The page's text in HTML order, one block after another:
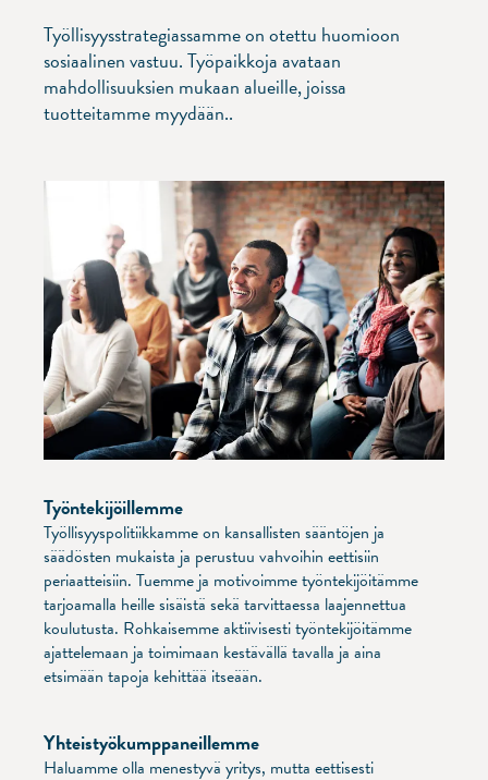
Työllisyysstrategiassamme on otettu huomioon
sosiaalinen vastuu. Työpaikkoja avataan
mahdollisuuksien mukaan alueille, joissa
tuotteitamme myydään..
Työntekijöillemme
Työllisyyspolitiikkamme on kansallisten sääntöjen ja
säädösten mukaista ja perustuu vahvoihin eettisiin
periaatteisiin. Tuemme ja motivoimme työntekijöitämme
tarjoamalla heille sisäistä sekä tarvittaessa laajennettua
koulutusta. Rohkaisemme aktiivisesti työntekijöitämme
ajattelemaan ja toimimaan kestävällä tavalla ja aina
etsimään tapoja kehittää itseään.
Yhteistyökumppaneillemme
Haluamme olla menestyvä yritys, mutta eettisesti